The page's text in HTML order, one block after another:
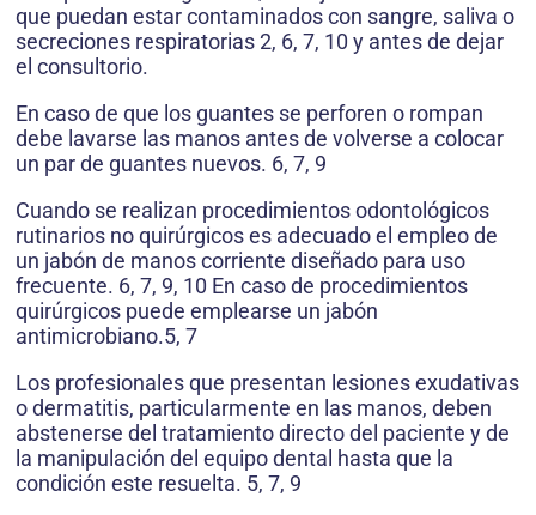
que puedan estar contaminados con sangre, saliva o
secreciones respiratorias 2, 6, 7, 10 y antes de dejar
el consultorio.
En caso de que los guantes se perforen o rompan
debe lavarse las manos antes de volverse a colocar
un par de guantes nuevos. 6, 7, 9
Cuando se realizan procedimientos odontológicos
rutinarios no quirúrgicos es adecuado el empleo de
un jabón de manos corriente diseñado para uso
frecuente. 6, 7, 9, 10 En caso de procedimientos
quirúrgicos puede emplearse un jabón
antimicrobiano.5, 7
Los profesionales que presentan lesiones exudativas
o dermatitis, particularmente en las manos, deben
abstenerse del tratamiento directo del paciente y de
la manipulación del equipo dental hasta que la
condición este resuelta. 5, 7, 9